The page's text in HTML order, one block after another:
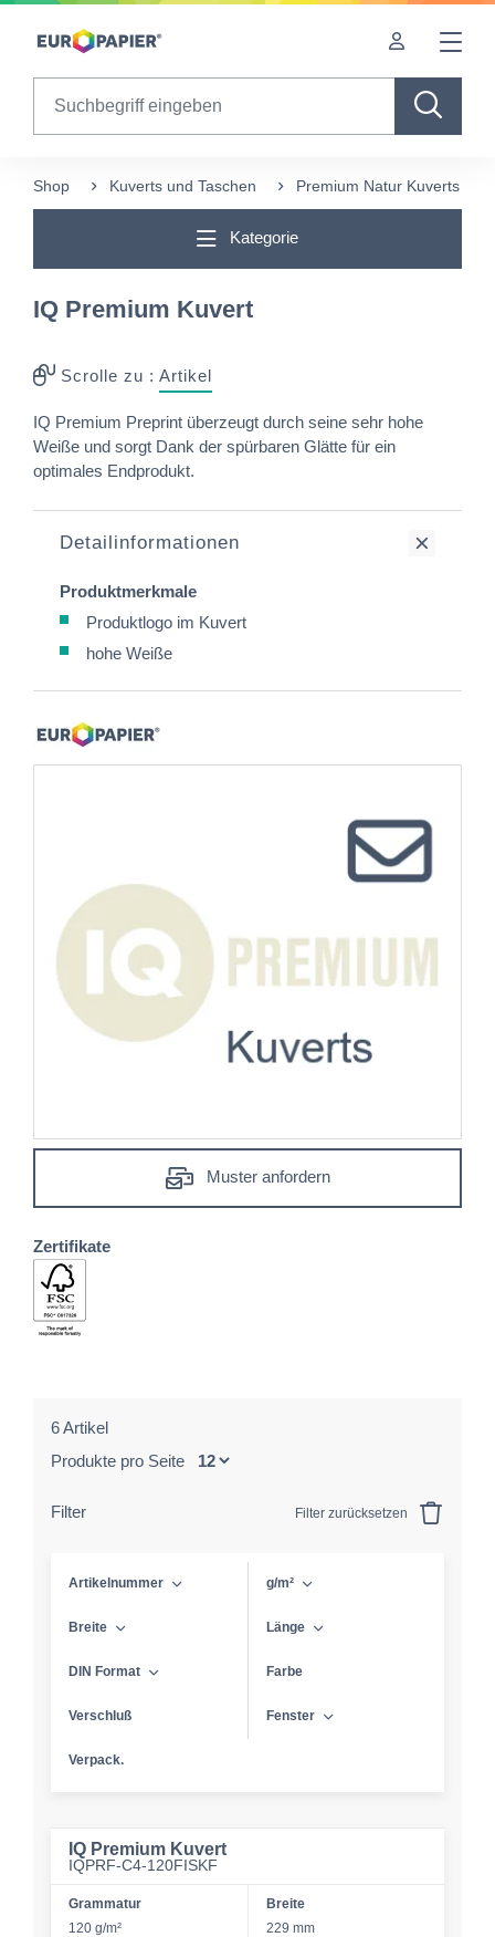
Table Of Content
Shop Kuverts und Taschen Premium Natur Kuverts &
Kategorie
IQ Premium Kuvert
Scrolle zu : Artikel
IQ Premium Preprint überzeugt durch seine sehr hohe
Weiße und sorgt Dank der spürbaren Glätte für ein
optimales Endprodukt.
Detailinformationen
Produktmerkmale
Produktlogo im Kuvert
hohe Weiße
Muster anfordern
Zertifikate
6 Artikel
Produkte pro Seite
Filter Filter zurücksetzen
Artikelnummer g/m²
Breite Länge
DIN Format Farbe
Verschluß Fenster
Verpack.
IQ Premium Kuvert
IQPRF-C4-120FISKF
Grammatur
120 g/m²
Breite
229 mm